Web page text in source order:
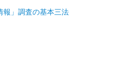
報」調査の基本三法